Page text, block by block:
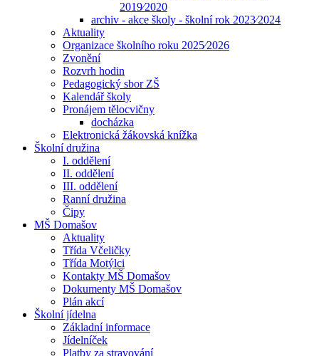
2019⁄2020
archiv - akce školy - školní rok 2023⁄2024
Aktuality
Organizace školního roku 2025⁄2026
Zvonění
Rozvrh hodin
Pedagogický sbor ZŠ
Kalendář školy
Pronájem tělocvičny
docházka
Elektronická žákovská knížka
Školní družina
I. oddělení
II. oddělení
III. oddělení
Ranní družina
Čipy
MŠ Domašov
Aktuality
Třída Včeličky
Třída Motýlci
Kontakty MŠ Domašov
Dokumenty MŠ Domašov
Plán akcí
Školní jídelna
Základní informace
Jídelníček
Platby za stravování